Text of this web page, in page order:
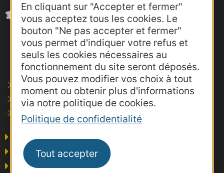
En cliquant sur "Accepter et fermer"
vous acceptez tous les cookies. Le
bouton "Ne pas accepter et fermer"
vous permet d'indiquer votre refus et
seuls les cookies nécessaires au
fonctionnement du site seront déposés.
Vous pouvez modifier vos choix à tout
moment ou obtenir plus d'informations
via notre politique de cookies.
Politique de confidentialité
Tout accepter
Outils de communication
Photothèque
Consultations
Agence AD'OCC
Presse et influence
Voyagistes